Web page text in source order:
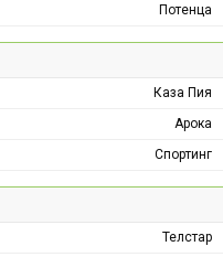
Потенца
Каза Пия
Арока
Спортинг
Телстар